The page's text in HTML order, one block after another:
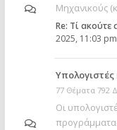
Μηχανικούς
Re: Tί ακούτε
2025, 11:03 pm
77 Θέματα 792
Οι